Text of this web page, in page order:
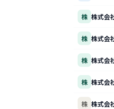
株 株式会
株 株式会
株 株式会
株 株式会
株 株式会